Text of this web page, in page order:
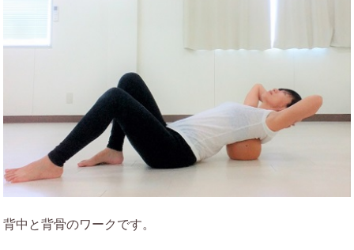
背中と背骨のワークです。